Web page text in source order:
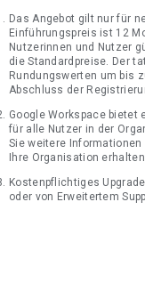
Das Angebot gilt nur für
Einführungspreis ist 12
Nutzerinnen und Nutzer
die Standardpreise. Der
Rundungswerten um bis
Abschluss der
Google Workspace
für alle Nutzer in der
Sie weitere
Ihre Organisation
Kostenpflichtiges
oder von Erweitertem